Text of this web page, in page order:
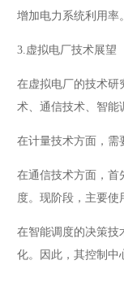
增加电力系统利用率。
3.虚拟电厂技术展望
在虚拟电厂的技术研
术、通信技术、智能
在计量技术方面，需
在通信技术方面，首
度。现阶段，主要使
在智能调度的决策技
化。因此，其控制中